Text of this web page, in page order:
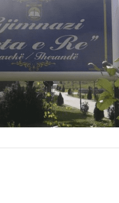
Sahitaj, i cili
bysotmedia March 13,